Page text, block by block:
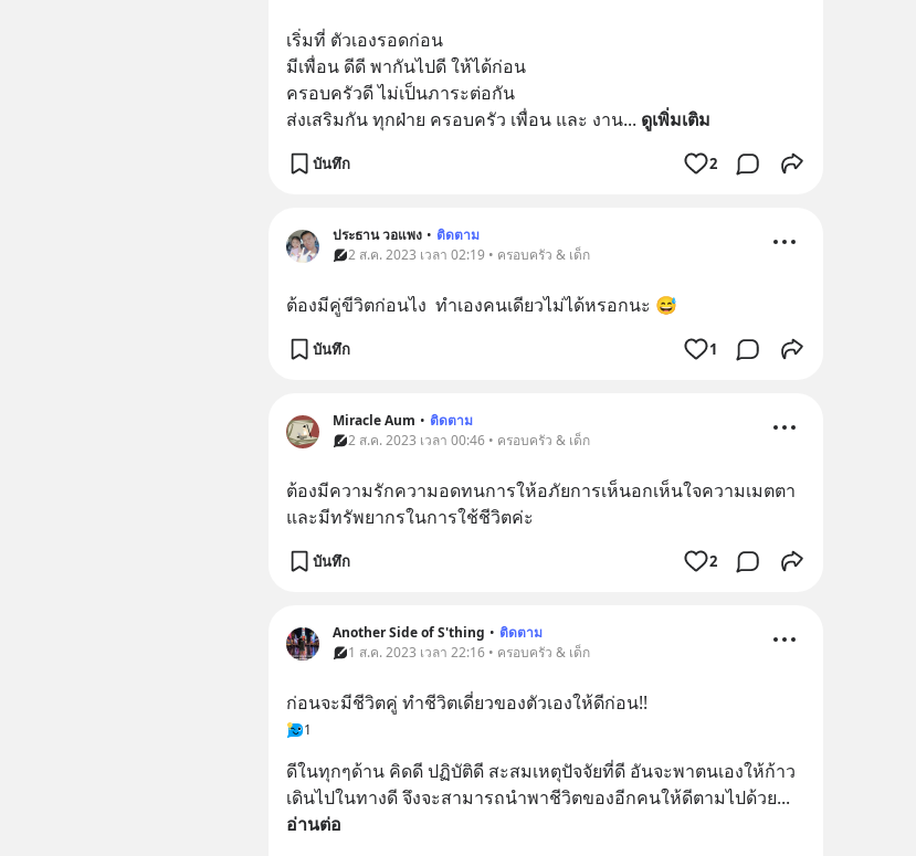
เริ่มที่ ตัวเองรอดก่อน
มีเพื่อน ดีดี พากันไปดี ให้ได้ก่อน
ครอบครัวดี ไม่เป็นภาระต่อกัน
ส่งเสริมกัน ทุกฝ่าย ครอบครัว เพื่อน และ งาน... ดูเพิ่มเติม
บันทึก 2
ประธาน วอแพง • ติดตาม
2 ส.ค. 2023 เวลา 02:19 • ครอบครัว & เด็ก
ต้องมีคู่ขีวิตก่อนไง  ทำเองคนเดียวไม่ได้หรอกนะ 😅
บันทึก 1
Miracle Aum • ติดตาม
2 ส.ค. 2023 เวลา 00:46 • ครอบครัว & เด็ก
ต้องมีความรักความอดทนการให้อภัยการเห็นอกเห็นใจความเมตตา
และมีทรัพยากรในการใช้ชีวิตค่ะ
บันทึก 2
Another Side of S'thing • ติดตาม
1 ส.ค. 2023 เวลา 22:16 • ครอบครัว & เด็ก
ก่อนจะมีชีวิตคู่ ทำชีวิตเดี่ยวของตัวเองให้ดีก่อน!!
1
ดีในทุกๆด้าน คิดดี ปฏิบัติดี สะสมเหตุปัจจัยที่ดี อันจะพาตนเองให้ก้าว
เดินไปในทางดี จึงจะสามารถนำพาชีวิตของอีกคนให้ดีตามไปด้วย
อ่านต่อ